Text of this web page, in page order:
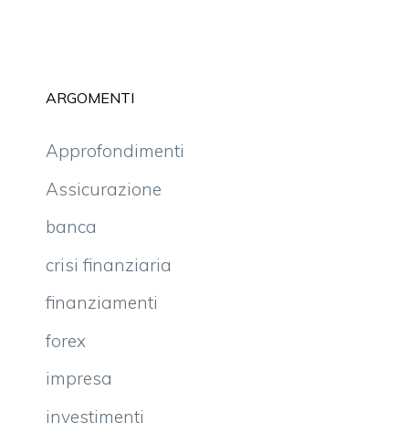
ARGOMENTI
Approfondimenti
Assicurazione
banca
crisi finanziaria
finanziamenti
forex
impresa
investimenti